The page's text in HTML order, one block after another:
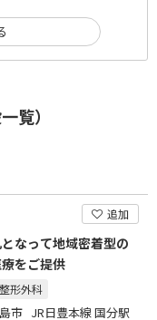
覧）
追加
なって地域密着型の
をご提供
整形外科
市 JR日豊本線 国分駅